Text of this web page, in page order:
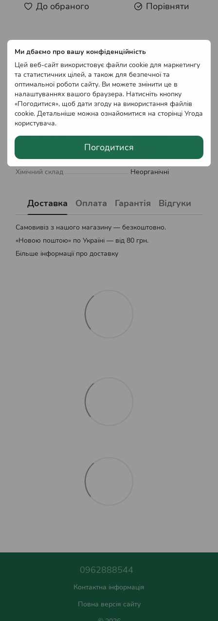
Ми дбаємо про вашу конфіденційність
Цей веб-сайт використовує файли cookie для маркетингу
та статистичних цілей, а також для безпечної та
оптимальної роботи сайту. Ви можете змінити це в
налаштуваннях вашого браузера. Натисніть кнопку
«Погодитися», щоб дати згоду на використання файлів
cookie. Детальніше можна ознайомитися на сторінці Угода
користувача.
Погодитися
До обраного Порівняти
Характеристики
Шкідливий об'єкт
Слизняк, Равлик
Країна виробник
Україна
Вага
Оброблювані культури
Виноград
Характер дії пестициду
Вибіркового
Хімічний склад
Неорганічні
Доставка Оплата Гарантія Відгуки
Самовивіз з нашого магазину — безкоштовно.
«Новою поштою» по Україні — від 80 грн.
Більше інформації про доставку
0962888544
Контактна інформація
Повна версія сайту